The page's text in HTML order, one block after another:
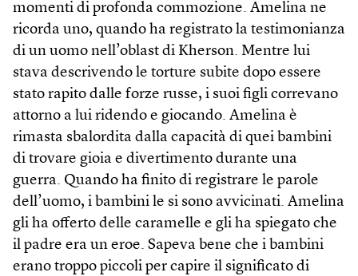
momenti di profonda commozione. Amelina ne
ricorda uno, quando ha registrato la testimonianza
di un uomo nell’oblast di Kherson. Mentre lui
stava descrivendo le torture subite dopo essere
stato rapito dalle forze russe, i suoi figli correvano
attorno a lui ridendo e giocando. Amelina è
rimasta sbalordita dalla capacità di quei bambini
di trovare gioia e divertimento durante una
guerra. Quando ha finito di registrare le parole
dell’uomo, i bambini le si sono avvicinati. Amelina
gli ha offerto delle caramelle e gli ha spiegato che
il padre era un eroe. Sapeva bene che i bambini
erano troppo piccoli per capire il significato di